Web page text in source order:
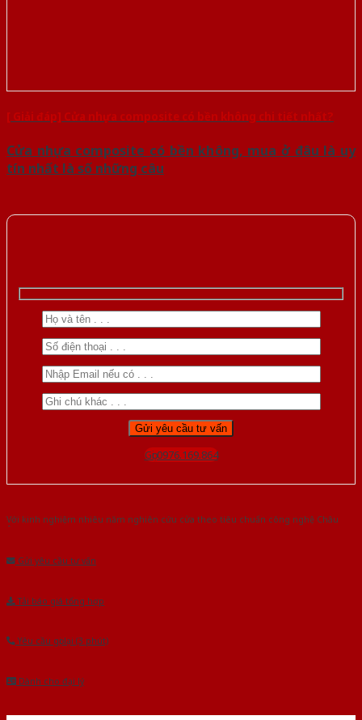
[ Giải đáp] Cửa nhựa composite có bền không chi tiết nhất?
Cửa nhựa composite có bền không, mua ở đâu là uy
tín nhất là số những câu
Gọi 0976.169.864
Với kinh nghiệm nhiêu năm nghiên cứu cửa theo tiêu chuẩn công nghệ Châu
Âu.Chúng tôi tự tin là nhà sản xuất & cung cấp hàng đầu tại Việt Nam!
Gửi yêu cầu tư vấn
Tải báo giá tổng hợp
Yêu cầu gọi lại (3 phút)
Dành cho đại lý